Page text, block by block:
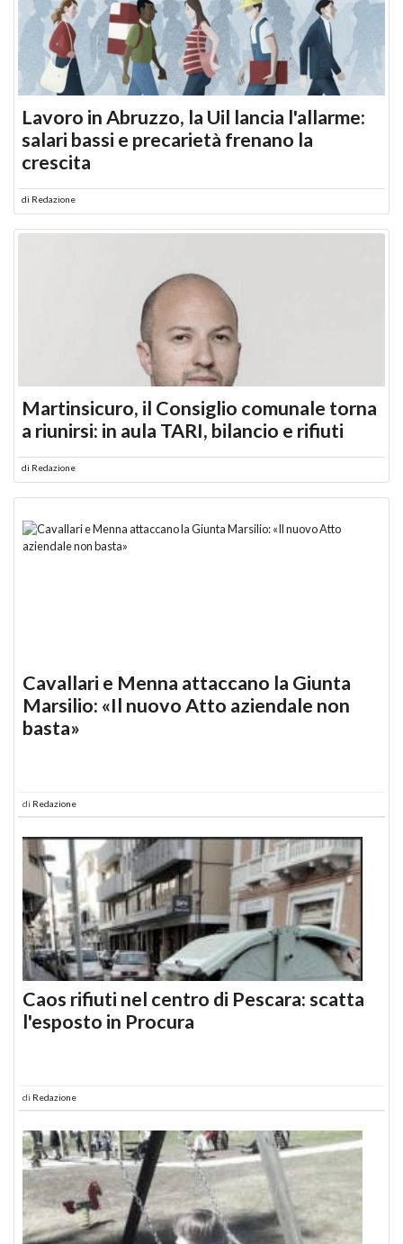
Lavoro in Abruzzo, la Uil lancia l'allarme:
salari bassi e precarietà frenano la
crescita
di Redazione
Martinsicuro, il Consiglio comunale torna
a riunirsi: in aula TARI, bilancio e rifiuti
di Redazione
Cavallari e Menna attaccano la Giunta
Marsilio: «Il nuovo Atto aziendale non
basta»
di Redazione
Caos rifiuti nel centro di Pescara: scatta
l'esposto in Procura
di Redazione